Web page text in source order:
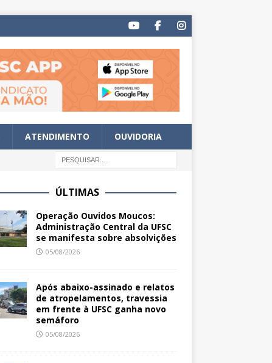
ATENDIMENTO OUVIDORIA
ÚLTIMAS
Operação Ouvidos Moucos:
Administração Central da UFSC
se manifesta sobre absolvições
05/08/2026
Após abaixo-assinado e relatos
de atropelamentos, travessia
em frente à UFSC ganha novo
semáforo
05/08/2026